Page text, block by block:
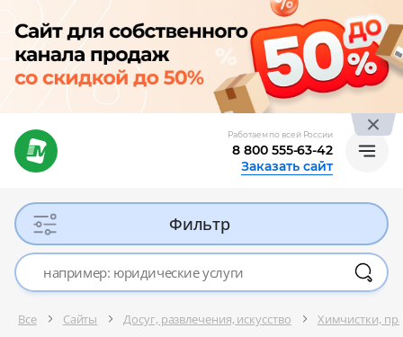
Работаем по всей России
8 800 555-63-42
Заказать сайт
Фильтр
Все Сайты Досуг, развлечения, искусство Химчистки,